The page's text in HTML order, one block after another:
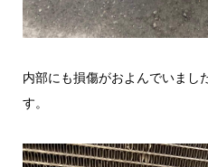
内部にも損傷がおよんでいまし
す。